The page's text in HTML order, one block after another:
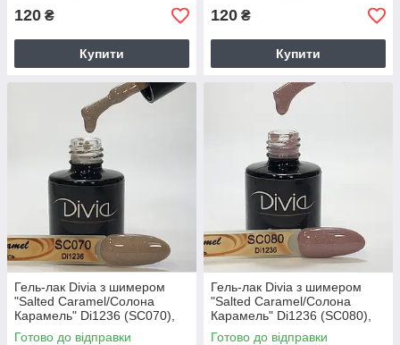
120 ₴
Купити
120 ₴
Купити
Гель-лак Divia з шимером
"Salted Caramel/Солона
Карамель" Di1236 (SC070),
8мл
Готово до відправки
Гель-лак Divia з шимером
"Salted Caramel/Солона
Карамель" Di1236 (SC080),
8мл
Готово до відправки